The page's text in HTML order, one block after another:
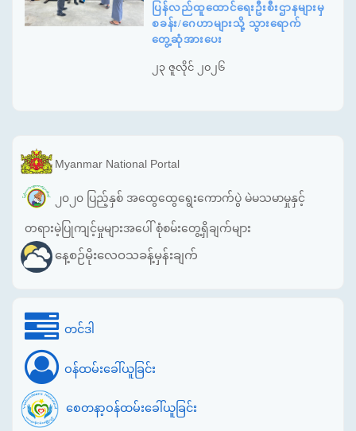
ပြန်လည်ထူထောင်ရေးဦးစီးဌာနများမှ
စခန်း/ဂေဟာများသို့ သွားရောက်
တွေ့ဆုံအားပေး
၂၃ ဇူလိုင် ၂၀၂၆
Myanmar National Portal
၂၀၂၀ ပြည့်နှစ် အထွေထွေရွေးကောက်ပွဲ မဲမသမာမှုနှင့်
တရားမဲ့ပြုကျင့်မှုများအပေါ် စုံစမ်းတွေ့ရှိချက်များ
နေ့စဉ်မိုးလေဝသခန့်မှန်းချက်
တင်ဒါ
ဝန်ထမ်းခေါ်ယူခြင်း
စေတနာ့ဝန်ထမ်းခေါ်ယူခြင်း